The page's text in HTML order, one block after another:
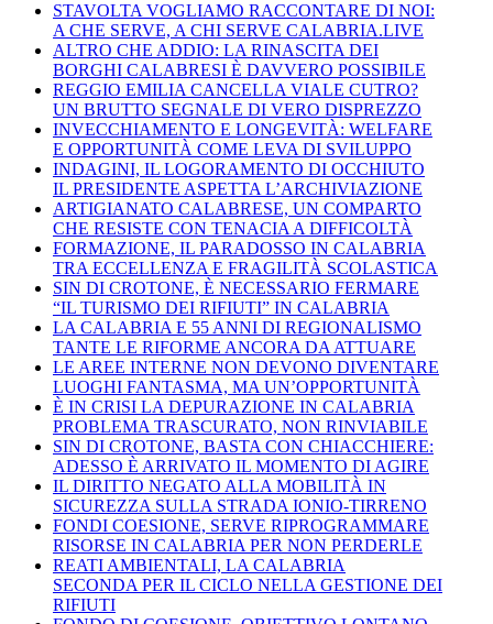
STAVOLTA VOGLIAMO RACCONTARE DI NOI:
A CHE SERVE, A CHI SERVE CALABRIA.LIVE
ALTRO CHE ADDIO: LA RINASCITA DEI
BORGHI CALABRESI È DAVVERO POSSIBILE
REGGIO EMILIA CANCELLA VIALE CUTRO?
UN BRUTTO SEGNALE DI VERO DISPREZZO
INVECCHIAMENTO E LONGEVITÀ: WELFARE
E OPPORTUNITÀ COME LEVA DI SVILUPPO
INDAGINI, IL LOGORAMENTO DI OCCHIUTO
IL PRESIDENTE ASPETTA L’ARCHIVIAZIONE
ARTIGIANATO CALABRESE, UN COMPARTO
CHE RESISTE CON TENACIA A DIFFICOLTÀ
FORMAZIONE, IL PARADOSSO IN CALABRIA
TRA ECCELLENZA E FRAGILITÀ SCOLASTICA
SIN DI CROTONE, È NECESSARIO FERMARE
“IL TURISMO DEI RIFIUTI” IN CALABRIA
LA CALABRIA E 55 ANNI DI REGIONALISMO
TANTE LE RIFORME ANCORA DA ATTUARE
LE AREE INTERNE NON DEVONO DIVENTARE
LUOGHI FANTASMA, MA UN’OPPORTUNITÀ
È IN CRISI LA DEPURAZIONE IN CALABRIA
PROBLEMA TRASCURATO, NON RINVIABILE
SIN DI CROTONE, BASTA CON CHIACCHIERE:
ADESSO È ARRIVATO IL MOMENTO DI AGIRE
IL DIRITTO NEGATO ALLA MOBILITÀ IN
SICUREZZA SULLA STRADA IONIO-TIRRENO
FONDI COESIONE, SERVE RIPROGRAMMARE
RISORSE IN CALABRIA PER NON PERDERLE
REATI AMBIENTALI, LA CALABRIA
SECONDA PER IL CICLO NELLA GESTIONE DEI
RIFIUTI